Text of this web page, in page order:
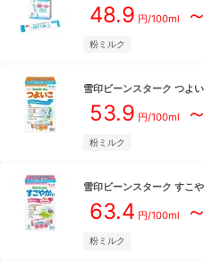
48.9 円/100ml ～
粉ミルク
雪印ビーンスターク つよ
53.9 円/100ml ～
粉ミルク
雪印ビーンスターク すこ
63.4 円/100ml ～
粉ミルク